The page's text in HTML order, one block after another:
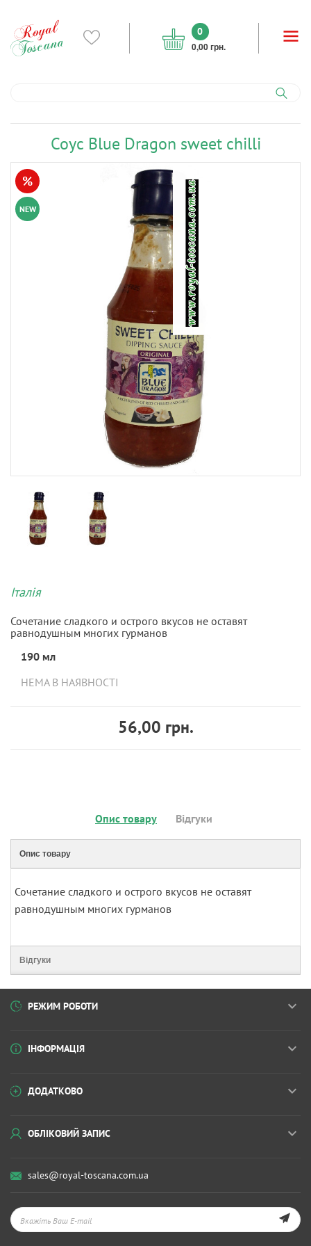
0
0,00 грн.
Соус Blue Dragon sweet chilli
NEW
%
Італія
Сочетание сладкого и острого вкусов не оставят
равнодушным многих гурманов
190 мл
НЕМА В НАЯВНОСТІ
56,00 грн.
Опис товару Відгуки
Опис товару
Сочетание сладкого и острого вкусов не оставят
равнодушным многих гурманов
Відгуки
РЕЖИМ РОБОТИ
ІНФОРМАЦІЯ
ДОДАТКОВО
ОБЛІКОВИЙ ЗАПИС
sales@royal-toscana.com.ua